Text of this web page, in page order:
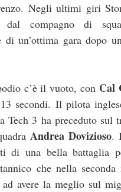
Negli ultimi giri
dal compagno di
di un’ottima gara dopo
c’è il vuoto, con Cal
secondi. Il pilota
Tech 3 ha preceduto sul
Andrea Dovizioso.
di una bella battaglia
che nella seconda
avere la meglio sul